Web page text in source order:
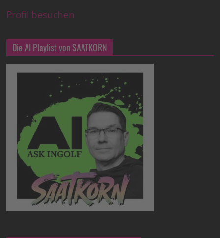
Profil besuchen
Die AI Playlist von SAATKORN